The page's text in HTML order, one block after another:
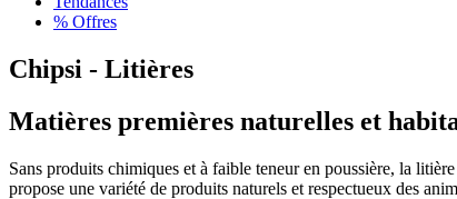
% Offres
Chipsi - Litières
Matières premières naturelles et
Sans produits chimiques et à faible teneur en poussière, la
propose une variété de produits naturels et respectueux des